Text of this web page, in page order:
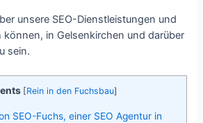
unsere SEO-Dienstleistungen und
in Gelsenkirchen und darüber
sein.
[Rein in den Fuchsbau]
SEO-Fuchs, einer SEO Agentur in